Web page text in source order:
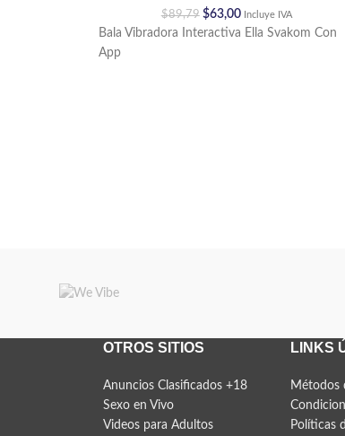
$89,79 $63,00 Incluye IVA
Bala Vibradora Interactiva Ella Svakom Con
App
OTROS SITIOS
Anuncios Clasificados +18
Sexo en Vivo
Videos para Adultos
LINKS
Métodos
Políticas